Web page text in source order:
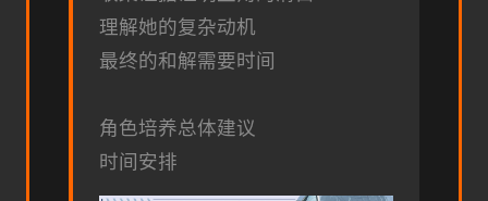
理解她的复杂动机
最终的和解需要时间
角色培养总体建议
时间安排